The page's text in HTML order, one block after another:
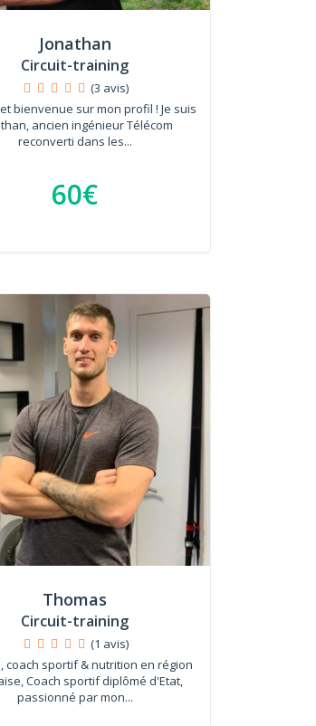
Jonathan
Circuit-training
(3 avis)
bienvenue sur mon profil ! Je suis
ancien ingénieur Télécom
reconverti dans les...
60€
Thomas
Circuit-training
(1 avis)
coach sportif & nutrition en région
Coach sportif diplômé d'Etat,
passionné par mon...